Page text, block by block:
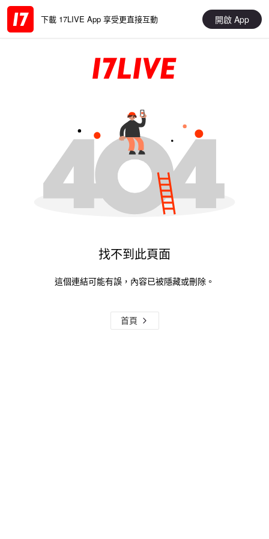
下載 17LIVE App 享受更直接互動 開啟 App
找不到此頁面
這個連結可能有誤，內容已被隱藏或刪除。
首頁